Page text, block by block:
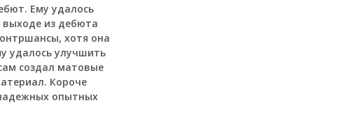
Ему удалось
выходе из дебюта
хотя она
удалось улучшить
создал матовые
Короче
опытных